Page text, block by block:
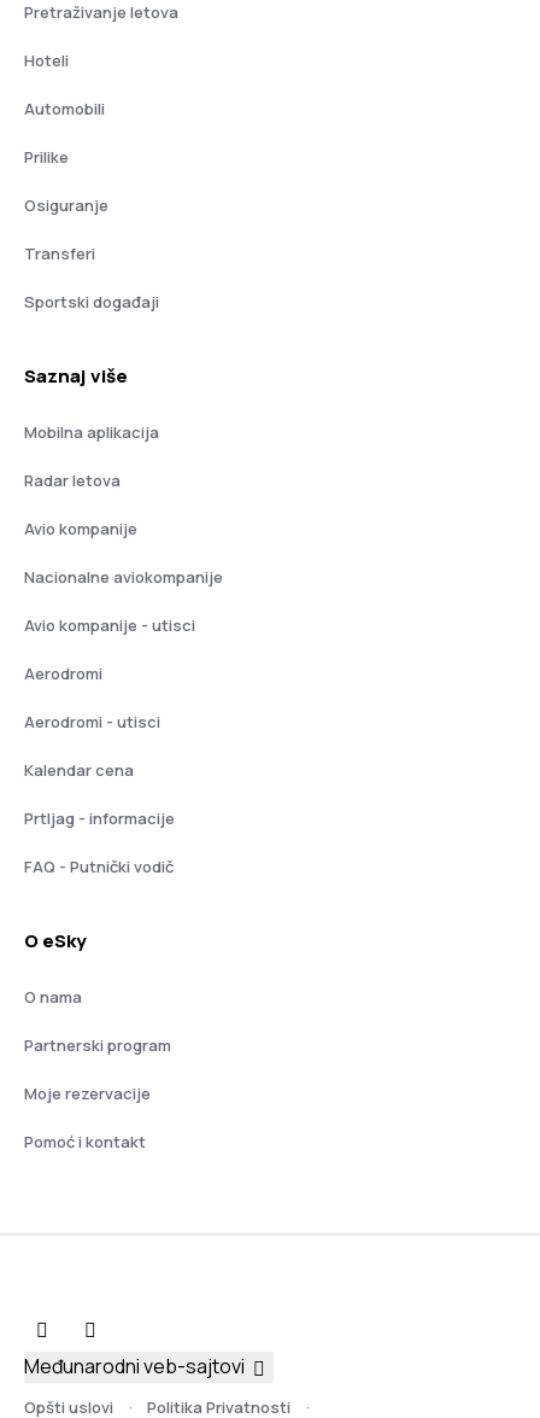
Pretraživanje letova
Hoteli
Automobili
Prilike
Osiguranje
Transferi
Sportski događaji
Saznaj više
Mobilna aplikacija
Radar letova
Avio kompanije
Nacionalne aviokompanije
Avio kompanije - utisci
Aerodromi
Aerodromi - utisci
Kalendar cena
Prtljag - informacije
FAQ - Putnički vodič
O eSky
O nama
Partnerski program
Moje rezervacije
Pomoć i kontakt
Opšti uslovi Politika Privatnosti
Međunarodni veb-sajtovi